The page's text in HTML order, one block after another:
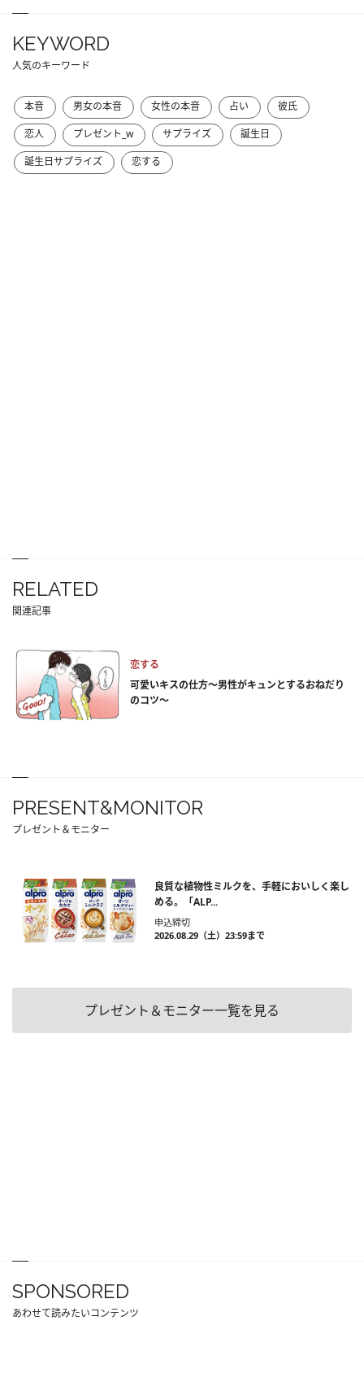
KEYWORD
人気のキーワード
本音 男女の本音 女性の本音 占い
彼氏
恋人
プレゼント_w サプライズ
誕生日
誕生日サプライズ
恋する
RELATED
関連記事
恋する
可愛いキスの仕方～男性がキュンとするおねだり
のコツ～
PRESENT&MONITOR
プレゼント＆モニター
良質な植物性ミルクを、手軽においしく楽し
める。「ALP...
申込締切
2026.08.29（土）23:59まで
プレゼント＆モニター一覧を見る
SPONSORED
あわせて読みたいコンテンツ